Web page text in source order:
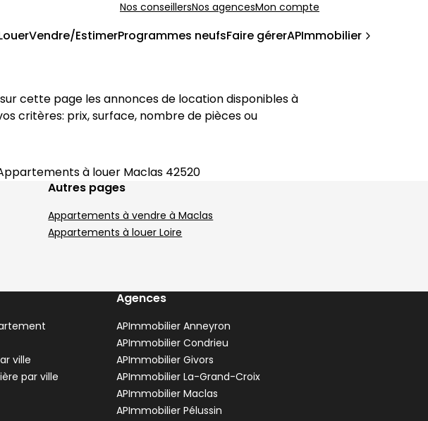
Nos conseillersNos agencesMon compte
Vendre/EstimerProgrammes neufsFaire gérerAPImmobilier
critères: prix, surface, nombre de pièces ou
à louer Maclas 42520
Autres pages
Appartements à vendre à Maclas
Appartements à louer Loire
ville
par ville
Agences
APImmobilier Anneyron
APImmobilier Condrieu
APImmobilier Givors
APImmobilier La-Grand-Croix
APImmobilier Maclas
APImmobilier Pélussin